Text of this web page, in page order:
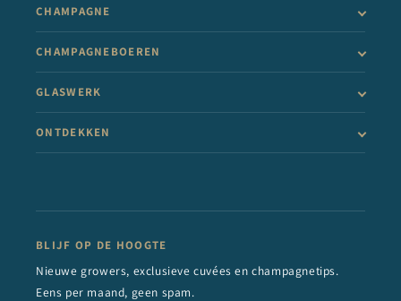
CHAMPAGNE
CHAMPAGNEBOEREN
GLASWERK
ONTDEKKEN
BLIJF OP DE HOOGTE
Nieuwe growers, exclusieve cuvées en champagnetips.
Eens per maand, geen spam.